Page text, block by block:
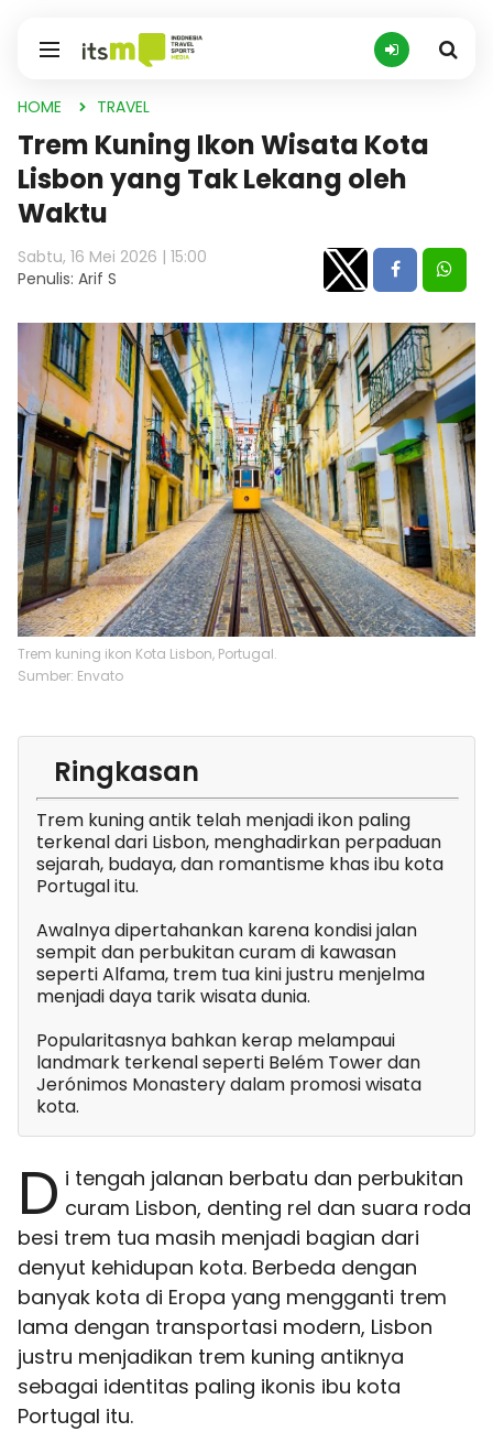
HOME TRAVEL
Trem Kuning Ikon Wisata Kota
Lisbon yang Tak Lekang oleh
Waktu
Sabtu, 16 Mei 2026 | 15:00
Penulis: Arif S
Trem kuning ikon Kota Lisbon, Portugal.
Sumber: Envato
Ringkasan
Trem kuning antik telah menjadi ikon paling
terkenal dari Lisbon, menghadirkan perpaduan
sejarah, budaya, dan romantisme khas ibu kota
Portugal itu.
Awalnya dipertahankan karena kondisi jalan
sempit dan perbukitan curam di kawasan
seperti Alfama, trem tua kini justru menjelma
menjadi daya tarik wisata dunia.
Popularitasnya bahkan kerap melampaui
landmark terkenal seperti Belém Tower dan
Jerónimos Monastery dalam promosi wisata
kota.
D i tengah jalanan berbatu dan perbukitan
curam Lisbon, denting rel dan suara roda
besi trem tua masih menjadi bagian dari
denyut kehidupan kota. Berbeda dengan
banyak kota di Eropa yang mengganti trem
lama dengan transportasi modern, Lisbon
justru menjadikan trem kuning antiknya
sebagai identitas paling ikonis ibu kota
Portugal itu.